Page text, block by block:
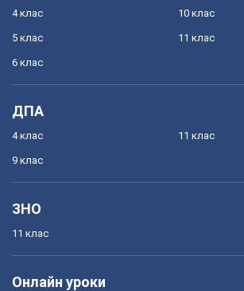
4 клас
5 клас
6 клас
10 клас
11 клас
ДПА
4 клас
9 клас
11 клас
ЗНО
11 клас
Онлайн уроки